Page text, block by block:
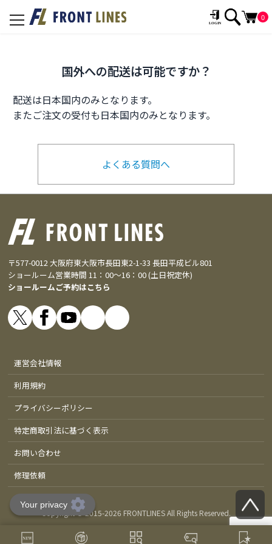
toggle
0
国外への配送は可能ですか？
配送は日本国内のみとなります。
またご注文の受付も日本国内のみとなります。
よくある質問へ
〒577-0012 大阪府東大阪市長田東2-1-33 長田平成ビル801
ショールーム営業時間 11：00～16：00 (土日祝定休)
ショールームご予約はこちら
運営会社情報
利用規約
プライバシーポリシー
特定商取引法に基づく表示
お問い合わせ
修理依頼
Copyright © 2015-2026 FRONTLINES All Rights Reserved.